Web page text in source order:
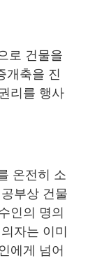
로 건물을
개축을 진
리를 행사
온전히 소
부상 건물
인의 명의
자는 이미
에게 넘어